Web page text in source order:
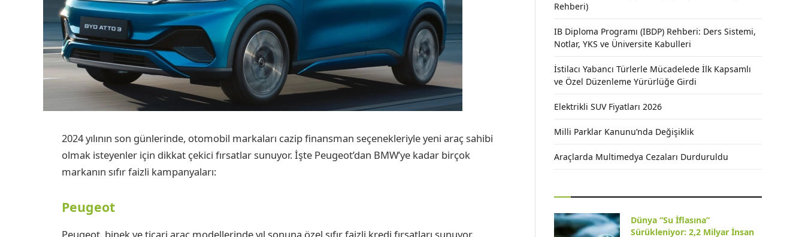
2024 yılının son günlerinde, otomobil markaları cazip finansman seçenekleriyle yeni araç sahibi
olmak isteyenler için dikkat çekici fırsatlar sunuyor. İşte Peugeot’dan BMW’ye kadar birçok
markanın sıfır faizli kampanyaları:
Peugeot
Peugeot, binek ve ticari araç modellerinde yıl sonuna özel sıfır faizli kredi fırsatları sunuyor.
Rehberi)
IB Diploma Programı (IBDP) Rehberi: Ders Sistemi,
Notlar, YKS ve Üniversite Kabulleri
İstilacı Yabancı Türlerle Mücadelede İlk Kapsamlı
ve Özel Düzenleme Yürürlüğe Girdi
Elektrikli SUV Fiyatları 2026
Milli Parklar Kanunu’nda Değişiklik
Araçlarda Multimedya Cezaları Durduruldu
Dünya “Su İflasına”
Sürükleniyor: 2,2 Milyar İnsan